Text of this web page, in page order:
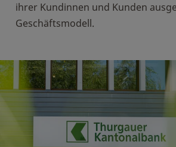
ihrer Kundinnen und Kunden
Geschäftsmodell.